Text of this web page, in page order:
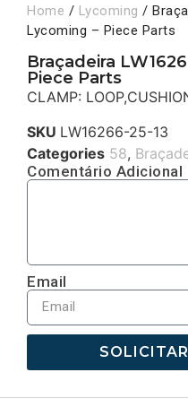
Home / Lycoming /
Lycoming – Piece Parts
Braçadeira
Piece Parts
CLAMP:
SKU LW16266-25-13
Categories 58,
Comentário Adicional
Email